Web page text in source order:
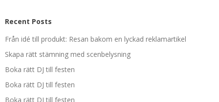
Recent Posts
Från idé till produkt: Resan bakom en lyckad reklamartikel
Skapa rätt stämning med scenbelysning
Boka rätt DJ till festen
Boka rätt DJ till festen
Boka rätt DJ till festen